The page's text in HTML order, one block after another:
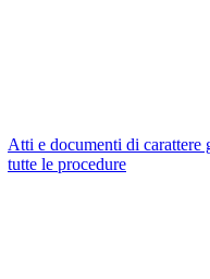
Atti e documenti di carattere
tutte le procedure